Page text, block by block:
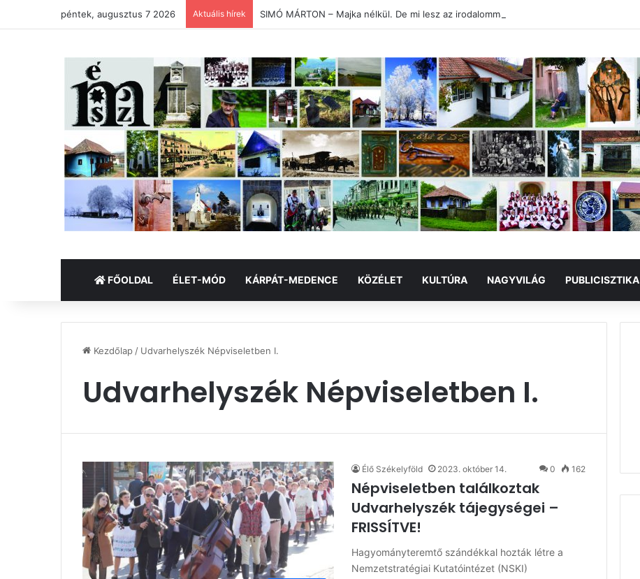
péntek, augusztus 7 2026 Aktuális hírek SIMÓ MÁRTON – Majka nélkül. De mi lesz az irodalommal?
FŐOLDAL ÉLET-MÓD KÁRPÁT-MEDENCE KÖZÉLET KULTÚRA NAGYVILÁG PUBLICISZTIKA
Kezdőlap / Udvarhelyszék Népviseletben I.
Udvarhelyszék Népviseletben I.
Élő Székelyföld 2023. október 14. 0 162
Népviseletben találkoztak
Udvarhelyszék tájegységei –
FRISSÍTVE!
Hagyományteremtő szándékkal hozták létre a
Nemzetstratégiai Kutatóintézet (NSKI)